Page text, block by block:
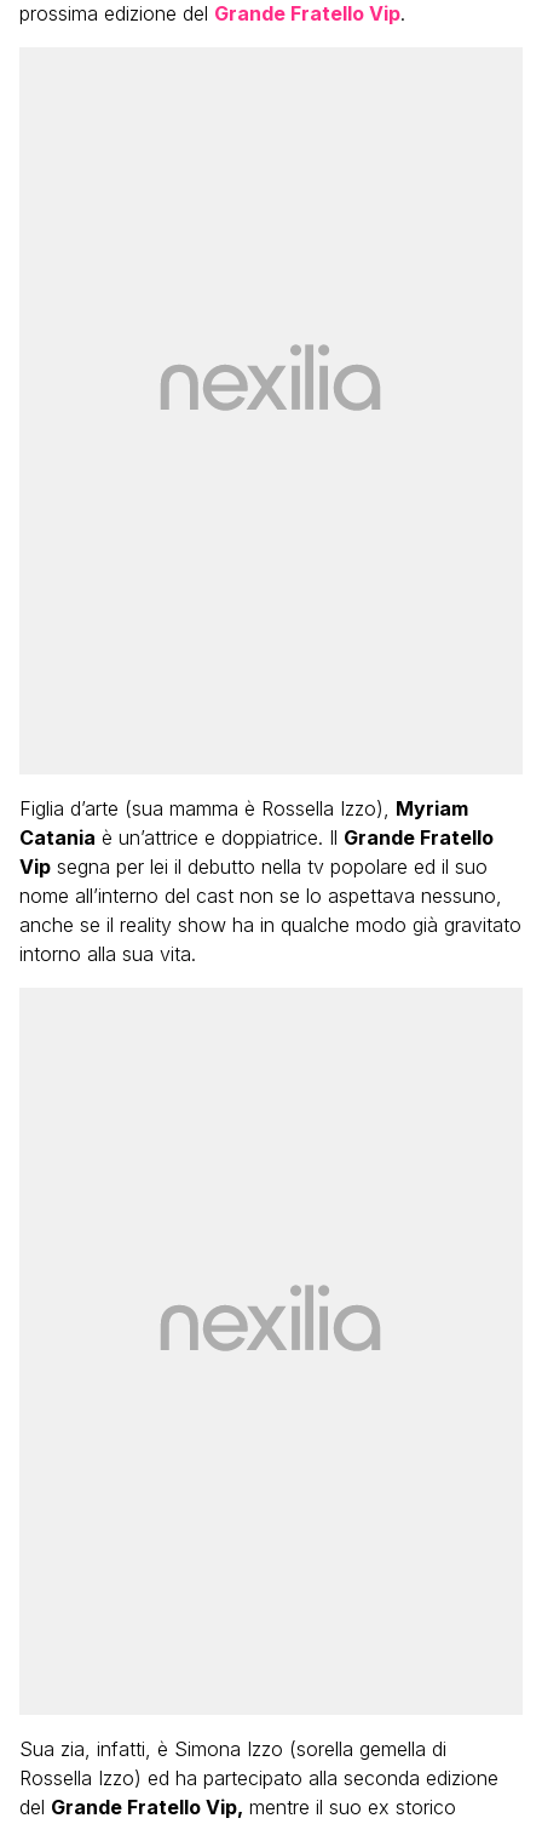
prossima edizione del Grande Fratello Vip.
Figlia d’arte (sua mamma è Rossella Izzo), Myriam
Catania è un’attrice e doppiatrice. Il Grande Fratello
Vip segna per lei il debutto nella tv popolare ed il suo
nome all’interno del cast non se lo aspettava nessuno,
anche se il reality show ha in qualche modo già gravitato
intorno alla sua vita.
Sua zia, infatti, è Simona Izzo (sorella gemella di
Rossella Izzo) ed ha partecipato alla seconda edizione
del Grande Fratello Vip, mentre il suo ex storico